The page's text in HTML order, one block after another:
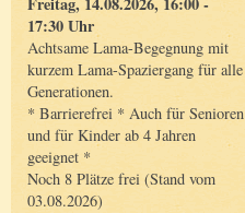
17:30 Uhr
Achtsame Lama-Begegnung mit
kurzem Lama-Spaziergang für alle
Generationen.
* Barrierefrei * Auch für Senioren
und für Kinder ab 4 Jahren
geeignet *
Noch 8 Plätze frei (Stand vom
03.08.2026)